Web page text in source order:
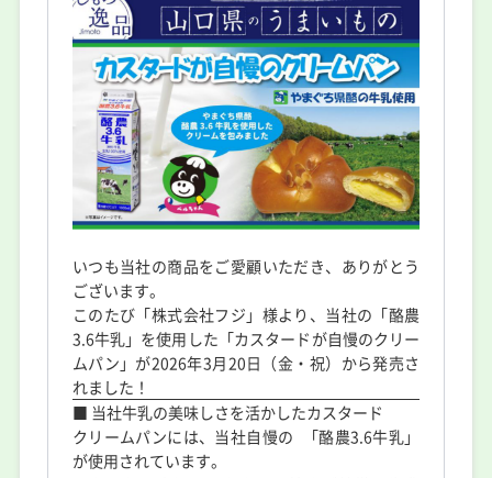
いつも当社の商品をご愛顧いただき、ありがとう
ございます。
このたび「株式会社フジ」様より、当社の「酪農
3.6牛乳」を使用した「カスタードが自慢のクリー
ムパン」が2026年3月20日（金・祝）から発売さ
れました！
■ 当社牛乳の美味しさを活かしたカスタード
クリームパンには、当社自慢の 「酪農3.6牛乳」
が使用されています。